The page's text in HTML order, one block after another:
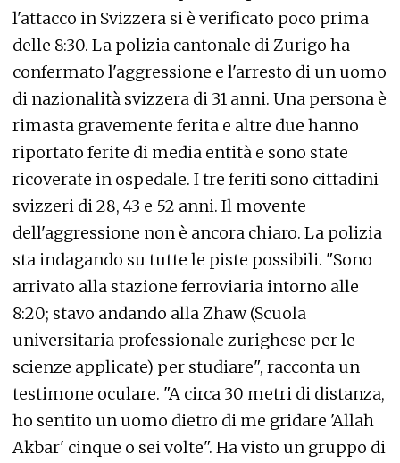
l'attacco in Svizzera si è verificato poco prima
delle 8:30. La polizia cantonale di Zurigo ha
confermato l'aggressione e l'arresto di un uomo
di nazionalità svizzera di 31 anni. Una persona è
rimasta gravemente ferita e altre due hanno
riportato ferite di media entità e sono state
ricoverate in ospedale. I tre feriti sono cittadini
svizzeri di 28, 43 e 52 anni. Il movente
dell'aggressione non è ancora chiaro. La polizia
sta indagando su tutte le piste possibili. "Sono
arrivato alla stazione ferroviaria intorno alle
8:20; stavo andando alla Zhaw (Scuola
universitaria professionale zurighese per le
scienze applicate) per studiare", racconta un
testimone oculare. "A circa 30 metri di distanza,
ho sentito un uomo dietro di me gridare 'Allah
Akbar' cinque o sei volte". Ha visto un gruppo di